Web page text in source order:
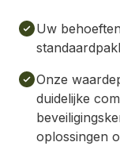
Uw
Onze
duidelijke
oplossingen